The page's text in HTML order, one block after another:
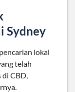
Sydney
lokal
telah
CBD,